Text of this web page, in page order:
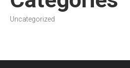
Uncategorized